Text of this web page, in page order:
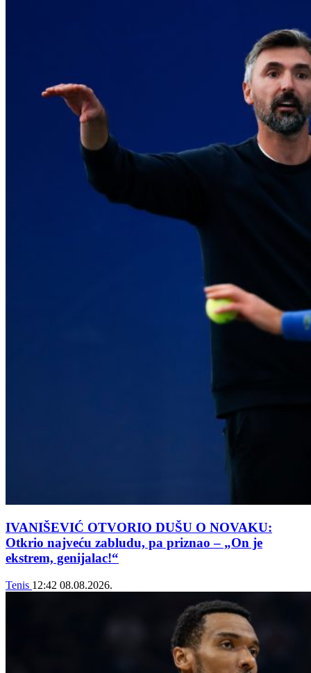
IVANIŠEVIĆ OTVORIO DUŠU O NOVAKU:
Otkrio najveću zabludu, pa priznao – „On je
ekstrem, genijalac!“
Tenis 12:42 08.08.2026.